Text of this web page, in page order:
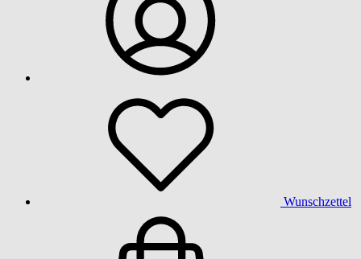
Wunschzettel